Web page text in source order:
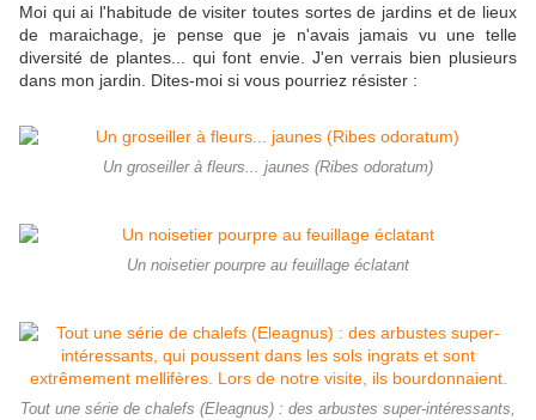
Moi qui ai l'habitude de visiter toutes sortes de jardins et de lieux
de maraichage, je pense que je n'avais jamais vu une telle
diversité de plantes... qui font envie. J'en verrais bien plusieurs
dans mon jardin. Dites-moi si vous pourriez résister :
Un groseiller à fleurs... jaunes (Ribes odoratum)
Un noisetier pourpre au feuillage éclatant
Tout une série de chalefs (Eleagnus) : des arbustes super-intéressants,